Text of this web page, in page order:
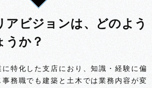
アビジョンは、どのよう
うか？
に特化した支店におり、知識・経験に偏
事務職でも建築と土木では業務内容が変